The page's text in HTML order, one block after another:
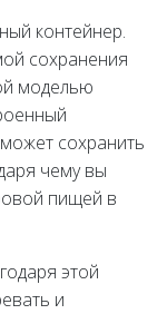
контейнер.
сохранения
моделью
сохранить
чему вы
пищей в
этой
и